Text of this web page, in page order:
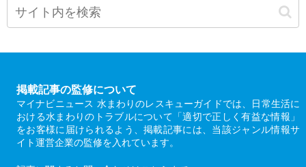
掲載記事の監修について
マイナビニュース 水まわりのレスキューガイドでは、日常生活に
おける水まわりのトラブルについて「適切で正しく有益な情報」
をお客様に届けられるよう、掲載記事には、当該ジャンル情報サ
イト運営企業の監修を入れています。